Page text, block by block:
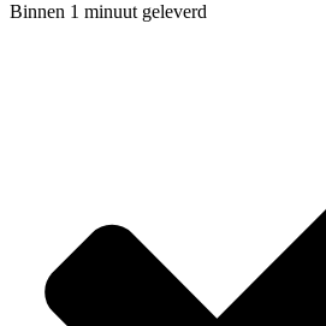
Binnen 1 minuut geleverd